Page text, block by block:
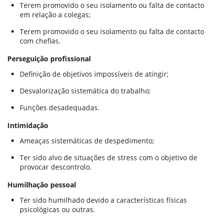
Terem promovido o seu isolamento ou falta de contacto
em relação a colegas;
Terem promovido o seu isolamento ou falta de contacto
com chefias.
Perseguição profissional
Definição de objetivos impossíveis de atingir;
Desvalorização sistemática do trabalho;
Funções desadequadas.
Intimidação
Ameaças sistemáticas de despedimento;
Ter sido alvo de situações de stress com o objetivo de
provocar descontrolo.
Humilhação pessoal
Ter sido humilhado devido a características físicas
psicológicas ou outras.